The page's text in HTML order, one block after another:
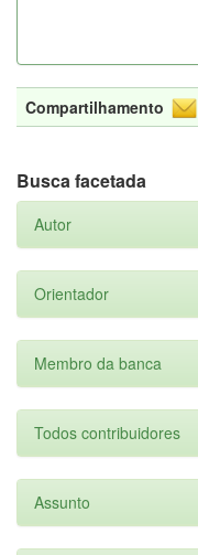
Compartilhamento
Busca facetada
Autor
Orientador
Membro da banca
Todos contribuidores
Assunto